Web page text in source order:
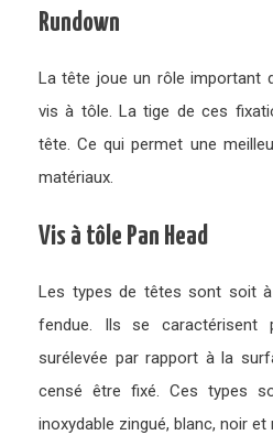
Rundown
La tête joue un rôle important
vis à tôle. La tige de ces
tête. Ce qui permet une
matériaux.
Vis à tôle Pan Head
Les types de têtes sont soit
fendue. Ils se caractérisent
surélevée par rapport à la
censé être fixé. Ces types
inoxydable zingué, blanc, noir et